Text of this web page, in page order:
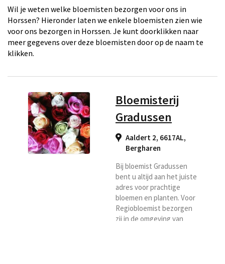
Wil je weten welke bloemisten bezorgen voor ons in
Horssen? Hieronder laten we enkele bloemisten zien wie
voor ons bezorgen in Horssen. Je kunt doorklikken naar
meer gegevens over deze bloemisten door op de naam te
klikken.
Bloemisterij
Gradussen
Aaldert 2, 6617AL,
Bergharen
Bij bloemist Gradussen
bent u altijd aan het juiste
adres voor prachtige
bloemen en planten. Voor
Regiobloemist bezorgen
zij in de omgeving van